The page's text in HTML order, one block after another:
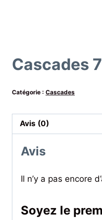
Cascades
Catégorie : Cascades
Avis (0)
Avis
Il n’y a pas encore
Soyez le